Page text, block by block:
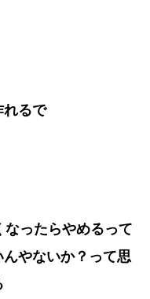
れるで
ったらやめるって
やないか？って思